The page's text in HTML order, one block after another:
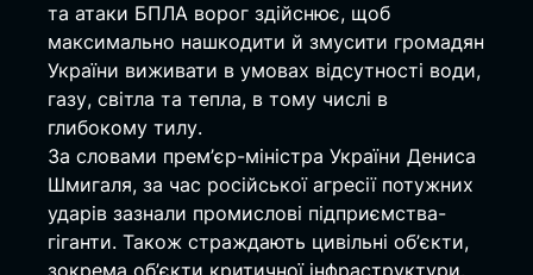
та атаки БПЛА ворог здійснює, щоб
максимально нашкодити й змусити громадян
України виживати в умовах відсутності води,
газу, світла та тепла, в тому числі в
глибокому тилу.
За словами прем’єр-міністра України Дениса
Шмигаля, за час російської агресії потужних
ударів зазнали промислові підприємства-
гіганти. Також страждають цивільні об’єкти,
зокрема об’єкти критичної інфраструктури.